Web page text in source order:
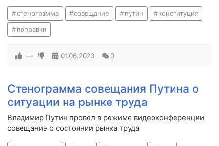
стенограмма совещание путин конституция
поправки
— 01.06.2020 0
Стенограмма совещания Путина о
ситуации на рынке труда
Владимир Путин провёл в режиме видеоконференции
совещание о состоянии рынка труда